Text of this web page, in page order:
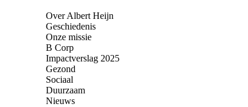
Over Albert Heijn
Geschiedenis
Onze missie
B Corp
Impactverslag 2025
Gezond
Sociaal
Duurzaam
Nieuws